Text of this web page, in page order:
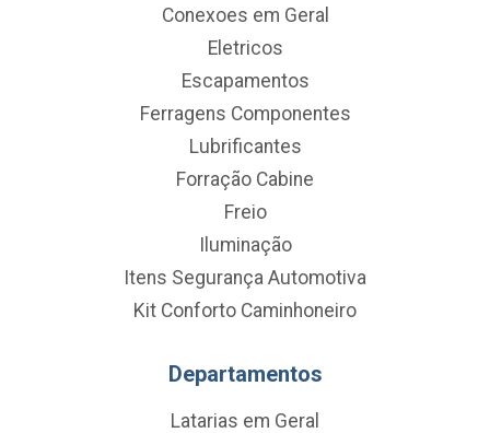
Conexoes em Geral
Eletricos
Escapamentos
Ferragens Componentes
Lubrificantes
Forração Cabine
Freio
Iluminação
Itens Segurança Automotiva
Kit Conforto Caminhoneiro
Departamentos
Latarias em Geral